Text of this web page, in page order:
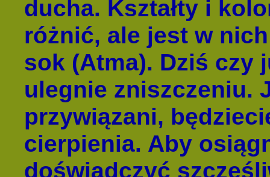
ducha. Kształty i
różnić, ale jest w
sok (Atma). Dziś czy
ulegnie zniszczeniu.
przywiązani,
cierpienia. Aby
doświadczyć